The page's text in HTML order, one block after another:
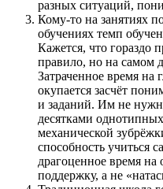
разных ситуаций,
Кому-то на занятиях
обучениях темп
Кажется, что гораздо
правило, но на самом
Затраченное время на
окупается засчёт
и заданий. Им не
десятками
механической
способность учиться
драгоценное время на
поддержку, а не